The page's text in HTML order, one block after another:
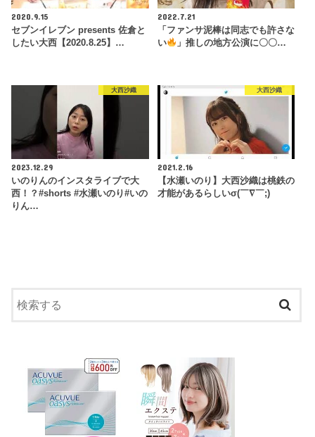
2020.9.15
セブンイレブン presents 佐倉と
したい大西【2020.8.25】…
2022.7.21
「ファンサ泥棒は同志でも許さな
い
」推しの地方公演に〇〇…
大西沙織
2023.12.29
いのりんのインスタライブで大
西！？#shorts #水瀬いのり#いの
りん…
大西沙織
2021.2.16
【水瀬いのり】大西沙織は桃鉄の
才能があるらしいσ(￣∇￣;)